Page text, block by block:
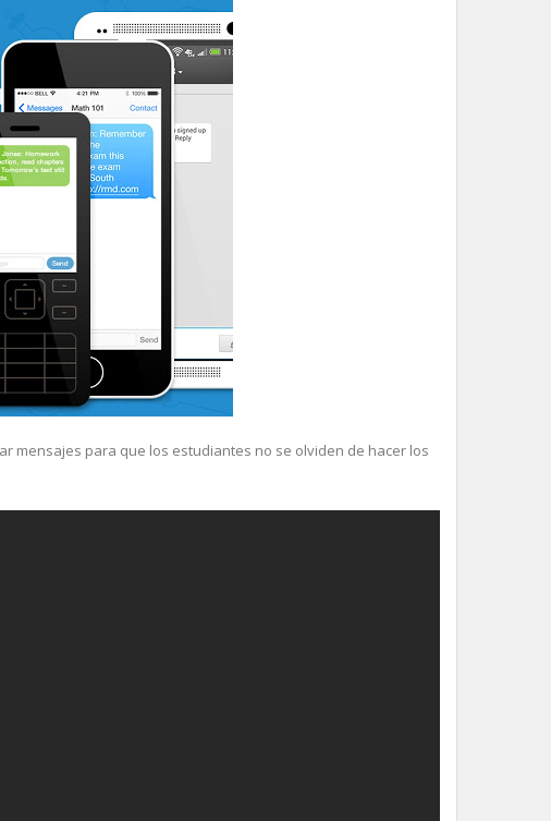
mensajes para que los estudiantes no se olviden de hacer los